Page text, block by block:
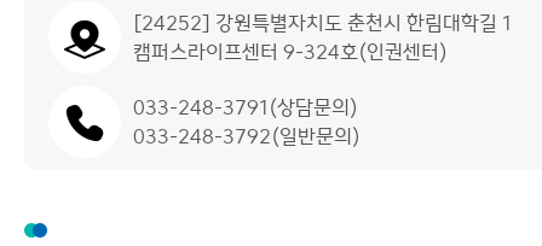
[24252] 강원특별자치도 춘천시 한림대학길 1
캠퍼스라이프센터 9-324호(인권센터)
033-248-3791(상담문의)
033-248-3792(일반문의)